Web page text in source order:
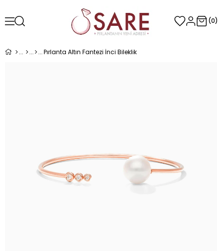
0
Pırlanta Altın Fantezi İnci Bileklik